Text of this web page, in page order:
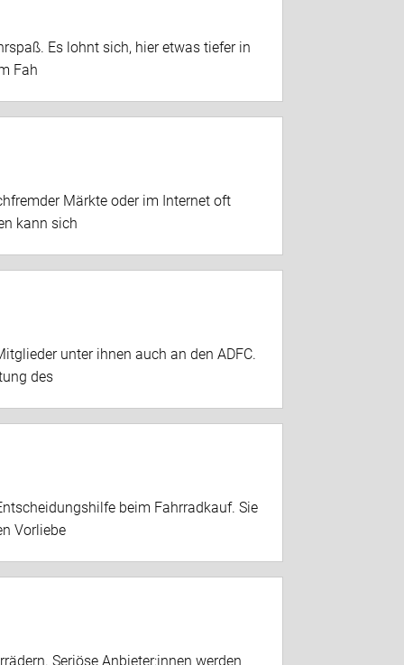
Es lohnt sich, hier etwas tiefer in
Fah
Märkte oder im Internet oft
kann sich
unter ihnen auch an den ADFC.
des
beim Fahrradkauf. Sie
Vorliebe
Seriöse Anbieter:innen werden